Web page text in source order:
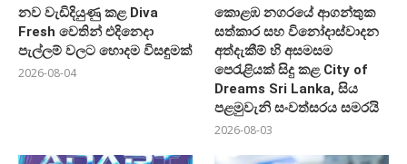
නව වැඩිදියුණු කළ Diva
Fresh වෙතින් එදිනෙදා
පැල්ලම් වලට හොදම විසඳුමක්
2026-08-04
කොළඹ නගරයේ ආගන්තුක
සත්කාර සහ විනෝදාස්වාදන
අත්දැකීම් හි අසමසම
පෙරැළියක් සිදු කළ City of
Dreams Sri Lanka, සිය
පළමුවැනි සංවත්සරය සමරයි
2026-08-03